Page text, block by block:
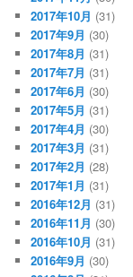
2017年10月 (31)
2017年9月 (30)
2017年8月 (31)
2017年7月 (31)
2017年6月 (30)
2017年5月 (31)
2017年4月 (30)
2017年3月 (31)
2017年2月 (28)
2017年1月 (31)
2016年12月 (31)
2016年11月 (30)
2016年10月 (31)
2016年9月 (30)